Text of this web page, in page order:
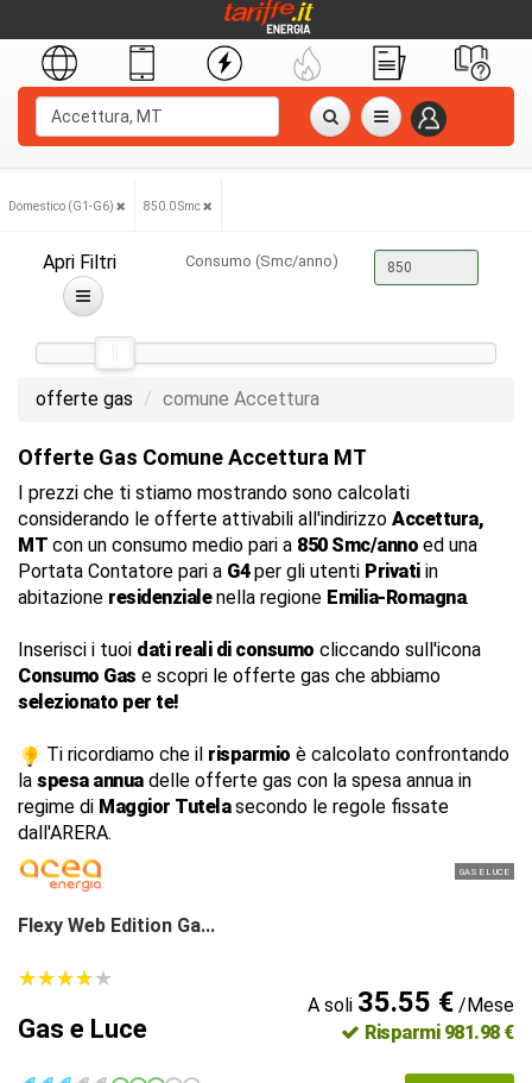
Domestico (G1-G6) 850.0 Smc
Apri Filtri Consumo (Smc/anno)
offerte gas comune Accettura
Offerte Gas Comune Accettura MT
I prezzi che ti stiamo mostrando sono calcolati
considerando le offerte attivabili all'indirizzo Accettura,
MT con un consumo medio pari a 850 Smc/anno ed una
Portata Contatore pari a G4per gli utenti Privatiin
abitazione residenzialenella regione Emilia-Romagna.
Inserisci i tuoi dati reali di consumo cliccando sull'icona
Consumo Gas e scopri le offerte gas che abbiamo
selezionato per te!
Ti ricordiamo che il risparmio è calcolato confrontando
la spesa annuadelle offerte gas con la spesa annua in
regime di Maggior Tutelasecondo le regole fissate
dall'ARERA.
GAS E LUCE
Flexy Web Edition Ga...
★★★★★
★★★★★
Gas e Luce
A soli 35.55 €/Mese
Risparmi 981.98 €